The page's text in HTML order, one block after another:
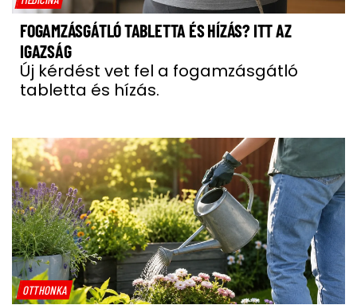
FOGAMZÁSGÁTLÓ TABLETTA ÉS HÍZÁS? ITT AZ
IGAZSÁG
Új kérdést vet fel a fogamzásgátló
tabletta és hízás.
OTTHONKA